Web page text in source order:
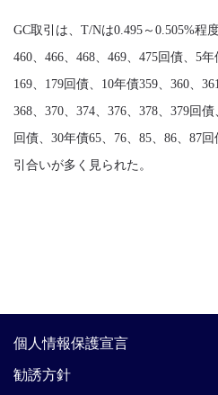
GC取引は、T/Nは0.495～0.505%程
460、466、468、469、475回債、5年
169、179回債、10年債359、360、
368、370、374、376、378、379回
回債、30年債65、76、85、86、87
引合いが多く見られた。
個人情報保護宣言
勧誘方針